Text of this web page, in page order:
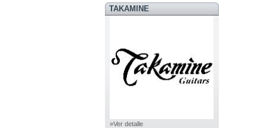
TAKAMINE
»Ver detalle